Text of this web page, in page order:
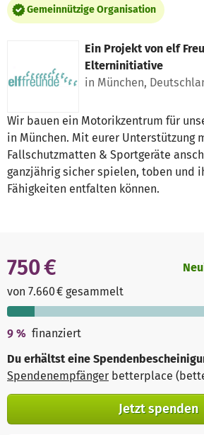
Gemeinnützige Organisation
Ein Projekt von elf
Elterninitiative
in München,
Wir bauen ein Motorikzentrum für
in München. Mit eurer Unterstützung
Fallschutzmatten & Sportgeräte
ganzjährig sicher spielen, toben und
Fähigkeiten entfalten können.
750 €
von 7.660 € gesammelt
9 % finanziert
Du erhältst eine
Spendenempfänger betterplace
Jetzt spenden